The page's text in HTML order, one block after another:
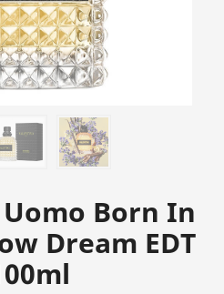
Born In
Dream EDT